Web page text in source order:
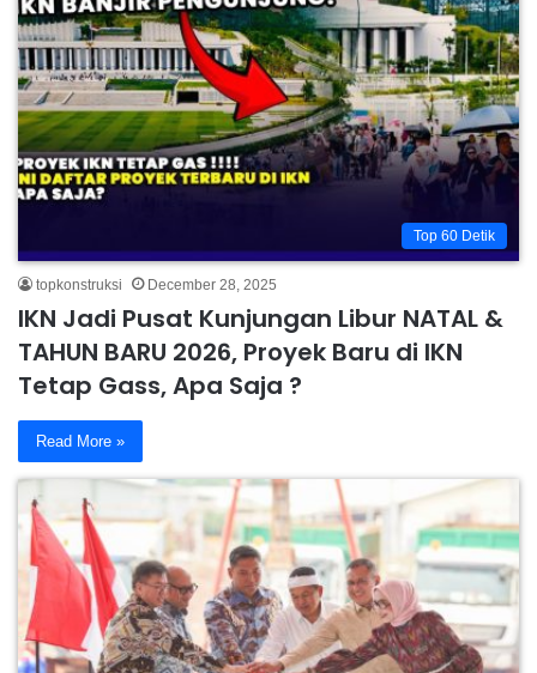
Top 60 Detik
topkonstruksi December 28, 2025
IKN Jadi Pusat Kunjungan Libur NATAL &
TAHUN BARU 2026, Proyek Baru di IKN
Tetap Gass, Apa Saja ?
Read More »